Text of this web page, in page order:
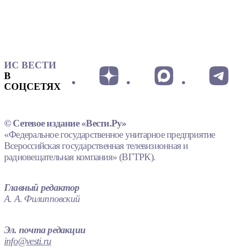
ИС ВЕСТИ
В
СОЦСЕТЯХ
© Сетевое издание «Вести.Ру»
«Федеральное государственное унитарное предприятие
Всероссийская государственная телевизионная и
радиовещательная компания» (ВГТРК).
Главный редактор
А. А. Филипповский
Эл. почта редакции
info@vesti.ru